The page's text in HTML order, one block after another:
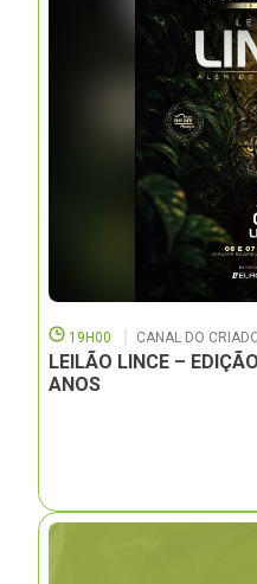
19H00 CANAL DO
LEILÃO LINCE –
ANOS